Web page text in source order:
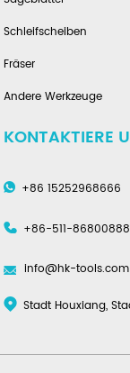
Schleifscheiben
Fräser
Andere Werkzeuge
KONTAKTIERE
+86 15252968666
+86-511-86800888
info@hk-tools.com
Stadt Houxiang,